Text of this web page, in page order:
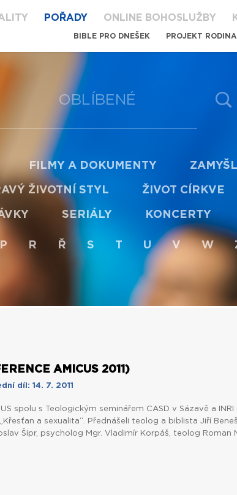
POŘADY ONLINE BOHOSLUŽBY
BIBLE PRO DNEŠEK PROJEKT RODINA
OBLÍBENÉ
FILMY A DOKUMENTY
ŽIVOTNÍ STYL ŽIVOT CÍRKVE
SERIÁLY KONCERTY
P R Ř S T U V W
AMICUS 2011)
díl: 14. 7. 2011
spolu s Teologickým seminářem CASD v Sázavě a INRI
a sexualita“. Přednášeli teolog a biblista Jiří
Šipr, psycholog Mgr. Vladimír Korpáš, teolog Roman